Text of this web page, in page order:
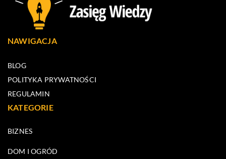
NAWIGACJA
BLOG
POLITYKA PRYWATNOŚCI
REGULAMIN
KATEGORIE
BIZNES
DOM I OGRÓD